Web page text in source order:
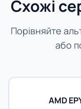
Схожі
Порівняйте
або
AMD